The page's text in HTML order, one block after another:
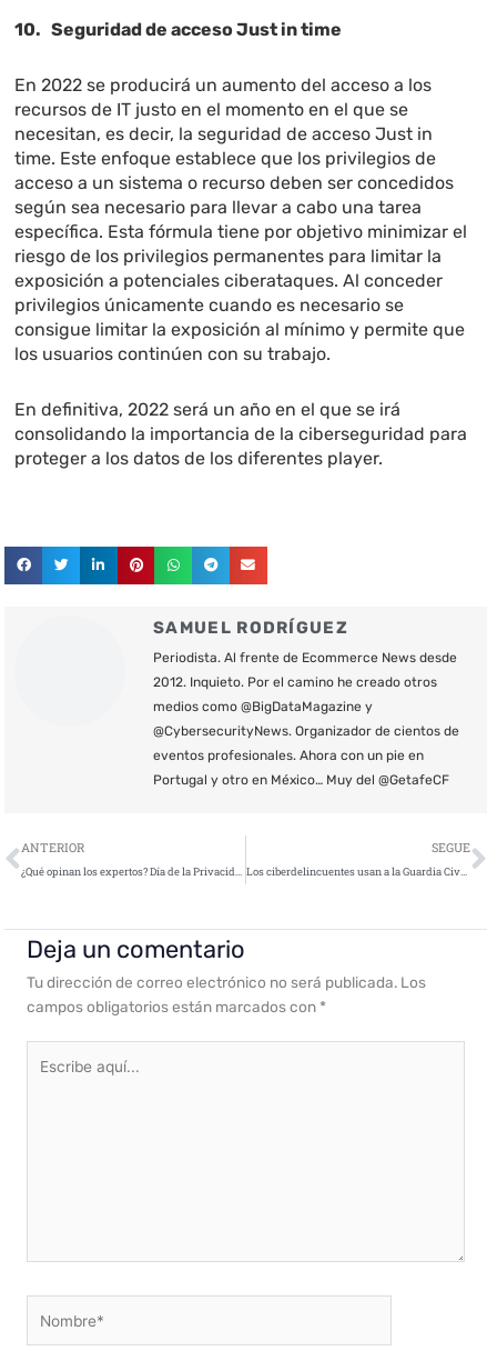
10. Seguridad de acceso Just in time
En 2022 se producirá un aumento del acceso a los
recursos de IT justo en el momento en el que se
necesitan, es decir, la seguridad de acceso Just in
time. Este enfoque establece que los privilegios de
acceso a un sistema o recurso deben ser concedidos
según sea necesario para llevar a cabo una tarea
específica. Esta fórmula tiene por objetivo minimizar el
riesgo de los privilegios permanentes para limitar la
exposición a potenciales ciberataques. Al conceder
privilegios únicamente cuando es necesario se
consigue limitar la exposición al mínimo y permite que
los usuarios continúen con su trabajo.
En definitiva, 2022 será un año en el que se irá
consolidando la importancia de la ciberseguridad para
proteger a los datos de los diferentes player.
SAMUEL RODRÍGUEZ
Periodista. Al frente de Ecommerce News desde
2012. Inquieto. Por el camino he creado otros
medios como @BigDataMagazine y
@CybersecurityNews. Organizador de cientos de
eventos profesionales. Ahora con un pie en
Portugal y otro en México… Muy del @GetafeCF
Ant
ANTERIOR
¿Qué opinan los expertos? Día de la Privacidad de la información
SEGUE
Los ciberdelincuentes usan a la Guardia Civil para ciberestafas
Deja un comentario
Tu dirección de correo electrónico no será publicada. Los
campos obligatorios están marcados con *
aquí...